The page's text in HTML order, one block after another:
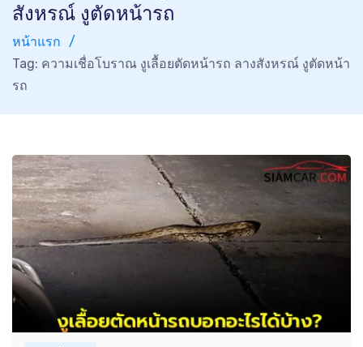
สังหรณ์ งูตัดหน้ารถ
หน้าแรก
Tag: ความเชื่อโบราณ งูเลื้อยตัดหน้ารถ ลางสังหรณ์ งูตัดหน้า
รถ